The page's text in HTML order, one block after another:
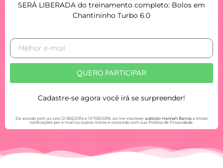
SERÁ LIBERADA do treinamento completo: Bolos em
Chantininho Turbo 6.0
QUERO PARTICIPAR
Cadastre-se agora você irá se surpreender!
De acordo com as Leis 12.965/2014 e 13.709/2018, ao me inscrever autorizo Hannah Barrosa enviar
notificações por e-mail ou outros meios e concordo com sua Política de Privacidade.